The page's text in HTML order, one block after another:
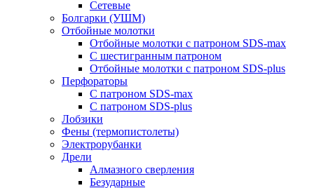
Сетевые
Болгарки (УШМ)
Отбойные молотки
Отбойные молотки с патроном SDS-max
С шестигранным патроном
Отбойные молотки с патроном SDS-plus
Перфораторы
С патроном SDS-max
С патроном SDS-plus
Лобзики
Фены (термопистолеты)
Электрорубанки
Дрели
Алмазного сверления
Безударные